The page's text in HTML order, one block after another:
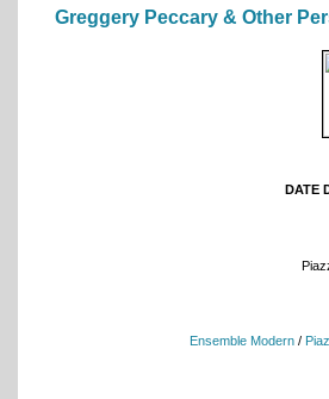
Greggery Peccary & Other
DATE
Ensemble Modern /